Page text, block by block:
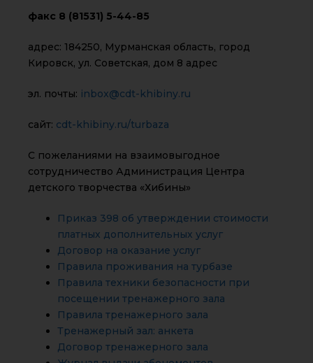
факс 8 (81531) 5-44-85
адрес: 184250, Мурманская область, город
Кировск, ул. Советская, дом 8 адрес
эл. почты: inbox@cdt-khibiny.ru
сайт: cdt-khibiny.ru/turbaza
С пожеланиями на взаимовыгодное
сотрудничество Администрация Центра
детского творчества «Хибины»
Приказ 398 об утверждении стоимости
платных дополнительных услуг
Договор на оказание услуг
Правила проживания на турбазе
Правила техники безопасности при
посещении тренажерного зала
Правила тренажерного зала
Тренажерный зал: анкета
Договор тренажерного зала